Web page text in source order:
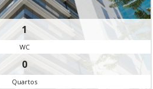
1
WC
0
Quartos